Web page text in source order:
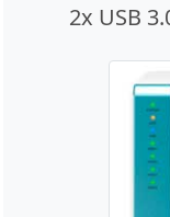
2x USB